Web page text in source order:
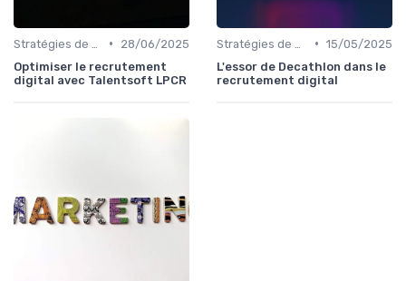
•
28/06/2025
Optimiser le recrutement
digital avec Talentsoft LPCR
• 15/05/2025
L'essor de Decathlon dans le
recrutement digital